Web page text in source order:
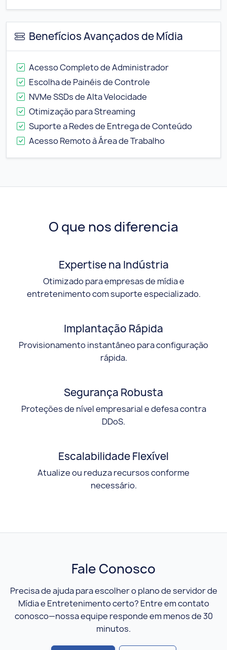
Benefícios Avançados de Mídia
Acesso Completo de Administrador
Escolha de Painéis de Controle
NVMe SSDs de Alta Velocidade
Otimização para Streaming
Suporte a Redes de Entrega de Conteúdo
Acesso Remoto à Área de Trabalho
O que nos diferencia
Expertise na Indústria
Otimizado para empresas de mídia e
entretenimento com suporte especializado.
Implantação Rápida
Provisionamento instantâneo para configuração
rápida.
Segurança Robusta
Proteções de nível empresarial e defesa contra
DDoS.
Escalabilidade Flexível
Atualize ou reduza recursos conforme
necessário.
Fale Conosco
Precisa de ajuda para escolher o plano de servidor de
Mídia e Entretenimento certo? Entre em contato
conosco—nossa equipe responde em menos de 30
minutos.